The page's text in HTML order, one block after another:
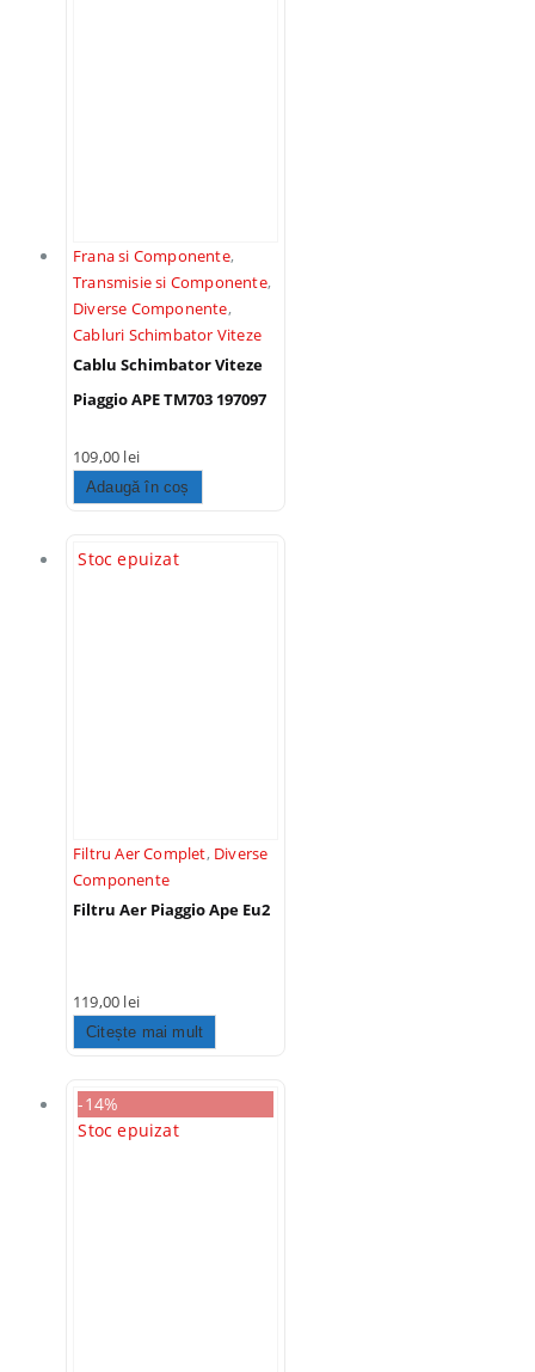
Frana si Componente,
Transmisie si Componente,
Diverse Componente,
Cabluri Schimbator Viteze
Cablu Schimbator Viteze
Piaggio APE TM703 197097
109,00 lei
Adaugă în coș
Stoc epuizat
Filtru Aer Complet, Diverse
Componente
Filtru Aer Piaggio Ape Eu2
119,00 lei
Citește mai mult
-14%
Stoc epuizat